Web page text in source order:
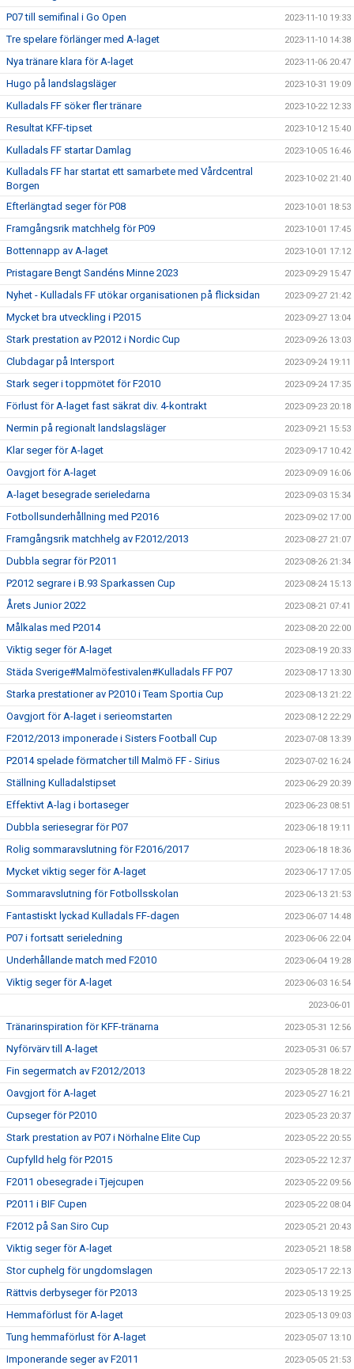
P07 till semifinal i Go Open 2023-11-10 19:33
Tre spelare förlänger med A-laget 2023-11-10 14:38
Nya tränare klara för A-laget 2023-11-06 20:47
Hugo på landslagsläger 2023-10-31 19:09
Kulladals FF söker fler tränare 2023-10-22 12:33
Resultat KFF-tipset 2023-10-12 15:40
Kulladals FF startar Damlag 2023-10-05 16:46
Kulladals FF har startat ett samarbete med Vårdcentral
Borgen
2023-10-02 21:40
Efterlängtad seger för P08 2023-10-01 18:53
Framgångsrik matchhelg för P09 2023-10-01 17:45
Bottennapp av A-laget 2023-10-01 17:12
Pristagare Bengt Sandéns Minne 2023 2023-09-29 15:47
Nyhet - Kulladals FF utökar organisationen på flicksidan 2023-09-27 21:42
Mycket bra utveckling i P2015 2023-09-27 13:04
Stark prestation av P2012 i Nordic Cup 2023-09-26 13:03
Clubdagar på Intersport 2023-09-24 19:11
Stark seger i toppmötet för F2010 2023-09-24 17:35
Förlust för A-laget fast säkrat div. 4-kontrakt 2023-09-23 20:18
Nermin på regionalt landslagsläger 2023-09-21 15:53
Klar seger för A-laget 2023-09-17 10:42
Oavgjort för A-laget 2023-09-09 16:06
A-laget besegrade serieledarna 2023-09-03 15:34
Fotbollsunderhållning med P2016 2023-09-02 17:00
Framgångsrik matchhelg av F2012/2013 2023-08-27 21:07
Dubbla segrar för P2011 2023-08-26 21:34
P2012 segrare i B.93 Sparkassen Cup 2023-08-24 15:13
Årets Junior 2022 2023-08-21 07:41
Målkalas med P2014 2023-08-20 22:00
Viktig seger för A-laget 2023-08-19 20:33
Städa Sverige#Malmöfestivalen#Kulladals FF P07 2023-08-17 13:30
Starka prestationer av P2010 i Team Sportia Cup 2023-08-13 21:22
Oavgjort för A-laget i serieomstarten 2023-08-12 22:29
F2012/2013 imponerade i Sisters Football Cup 2023-07-08 13:39
P2014 spelade förmatcher till Malmö FF - Sirius 2023-07-02 16:24
Ställning Kulladalstipset 2023-06-29 20:39
Effektivt A-lag i bortaseger 2023-06-23 08:51
Dubbla seriesegrar för P07 2023-06-18 19:11
Rolig sommaravslutning för F2016/2017 2023-06-18 18:36
Mycket viktig seger för A-laget 2023-06-17 17:05
Sommaravslutning för Fotbollsskolan 2023-06-13 21:53
Fantastiskt lyckad Kulladals FF-dagen 2023-06-07 14:48
P07 i fortsatt serieledning 2023-06-06 22:04
Underhållande match med F2010 2023-06-04 19:28
Viktig seger för A-laget 2023-06-03 16:54
2023-06-01
Tränarinspiration för KFF-tränarna 2023-05-31 12:56
Nyförvärv till A-laget 2023-05-31 06:57
Fin segermatch av F2012/2013 2023-05-28 18:22
Oavgjort för A-laget 2023-05-27 16:21
Cupseger för P2010 2023-05-23 20:37
Stark prestation av P07 i Nörhalne Elite Cup 2023-05-22 20:55
Cupfylld helg för P2015 2023-05-22 12:37
F2011 obesegrade i Tjejcupen 2023-05-22 09:56
P2011 i BIF Cupen 2023-05-22 08:04
F2012 på San Siro Cup 2023-05-21 20:43
Viktig seger för A-laget 2023-05-21 18:58
Stor cuphelg för ungdomslagen 2023-05-17 22:13
Rättvis derbyseger för P2013 2023-05-13 19:25
Hemmaförlust för A-laget 2023-05-13 09:03
Tung hemmaförlust för A-laget 2023-05-07 13:10
Imponerande seger av F2011 2023-05-05 21:53